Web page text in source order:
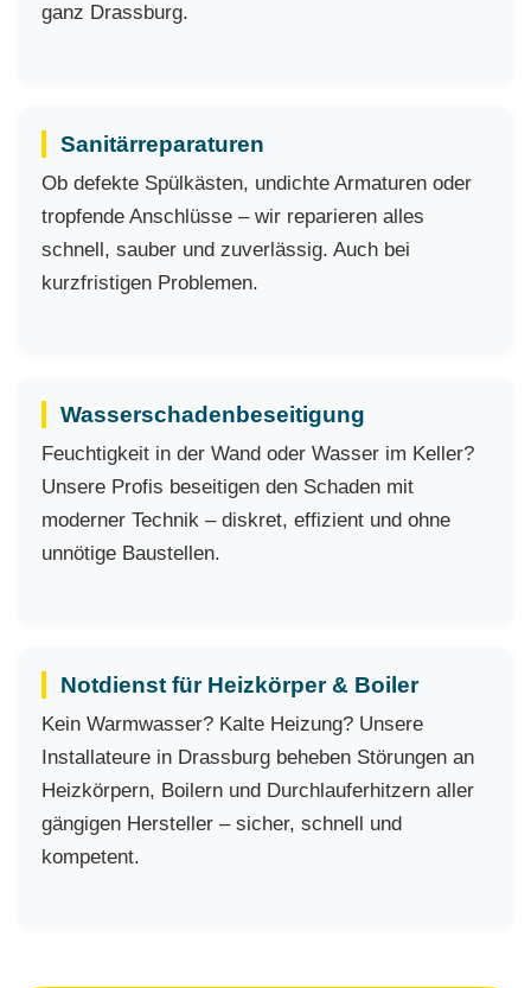
ganz Drassburg.
Sanitärreparaturen
Ob defekte Spülkästen, undichte Armaturen oder
tropfende Anschlüsse – wir reparieren alles
schnell, sauber und zuverlässig. Auch bei
kurzfristigen Problemen.
Wasserschadenbeseitigung
Feuchtigkeit in der Wand oder Wasser im Keller?
Unsere Profis beseitigen den Schaden mit
moderner Technik – diskret, effizient und ohne
unnötige Baustellen.
Notdienst für Heizkörper & Boiler
Kein Warmwasser? Kalte Heizung? Unsere
Installateure in Drassburg beheben Störungen an
Heizkörpern, Boilern und Durchlauferhitzern aller
gängigen Hersteller – sicher, schnell und
kompetent.